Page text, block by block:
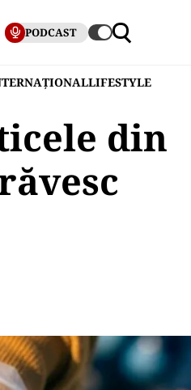
PODCAST
LIFESTYLE
din